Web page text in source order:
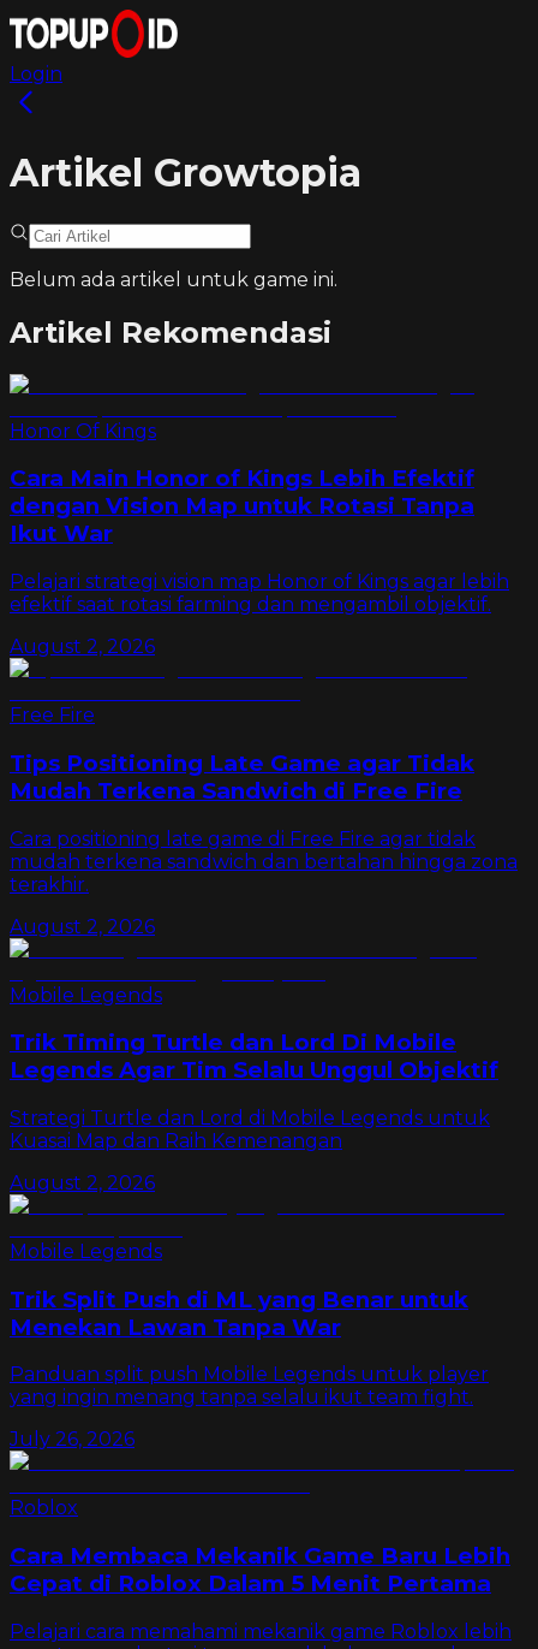
Login
Artikel Growtopia
Belum ada artikel untuk game ini.
Artikel Rekomendasi
Honor Of Kings
Cara Main Honor of Kings Lebih Efektif
dengan Vision Map untuk Rotasi Tanpa
Ikut War
Pelajari strategi vision map Honor of Kings agar lebih
efektif saat rotasi farming dan mengambil objektif.
August 2, 2026
Free Fire
Tips Positioning Late Game agar Tidak
Mudah Terkena Sandwich di Free Fire
Cara positioning late game di Free Fire agar tidak
mudah terkena sandwich dan bertahan hingga zona
terakhir.
August 2, 2026
Mobile Legends
Trik Timing Turtle dan Lord Di Mobile
Legends Agar Tim Selalu Unggul Objektif
Strategi Turtle dan Lord di Mobile Legends untuk
Kuasai Map dan Raih Kemenangan
August 2, 2026
Mobile Legends
Trik Split Push di ML yang Benar untuk
Menekan Lawan Tanpa War
Panduan split push Mobile Legends untuk player
yang ingin menang tanpa selalu ikut team fight.
July 26, 2026
Roblox
Cara Membaca Mekanik Game Baru Lebih
Cepat di Roblox Dalam 5 Menit Pertama
Pelajari cara memahami mekanik game Roblox lebih